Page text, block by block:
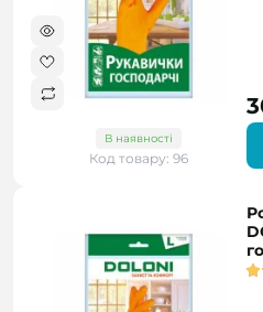
В наявності
Код товару: 96